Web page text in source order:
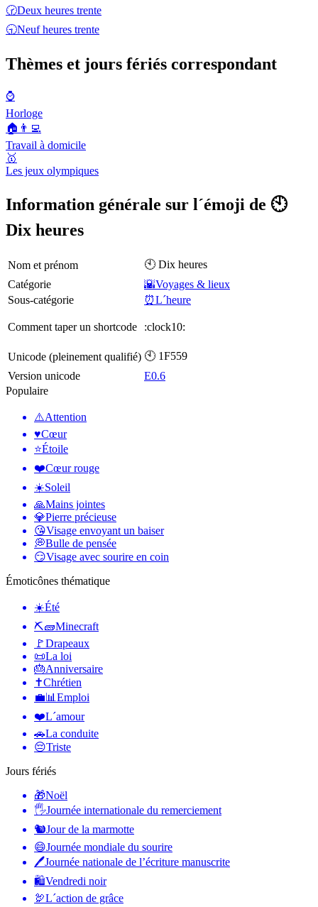
🕝Deux heures trente
🕤Neuf heures trente
Thèmes et jours fériés correspondant
⌚
Horloge
🏠👨‍💻
Travail à domicile
🥇
Les jeux olympiques
Information générale sur l´émoji de 🕙
Dix heures
Nom et prénom
🕙 Dix heures
Catégorie
🌇Voyages & lieux
Sous-catégorie
⏰L´heure
Comment taper un shortcode :clock10:
Unicode (pleinement qualifié) 🕙 1F559
Version unicode
E0.6
Populaire
⚠️Attention
♥️Cœur
⭐Étoile
❤️Cœur rouge
☀️Soleil
🙏Mains jointes
💎Pierre précieuse
😘Visage envoyant un baiser
💭Bulle de pensée
😏Visage avec sourire en coin
Émoticônes thématique
☀️Été
⛏🧱Minecraft
🚩Drapeaux
📜La loi
🎂Anniversaire
✝️Chrétien
💼📊 Emploi
❤️L´amour
🚗La conduite
😔Triste
Jours fériés
🎁Noël
🖐Journée internationale du remerciement
🐿Jour de la marmotte
😄Journée mondiale du sourire
🖊Journée nationale de l’écriture manuscrite
🛍Vendredi noir
🦃L´action de grâce